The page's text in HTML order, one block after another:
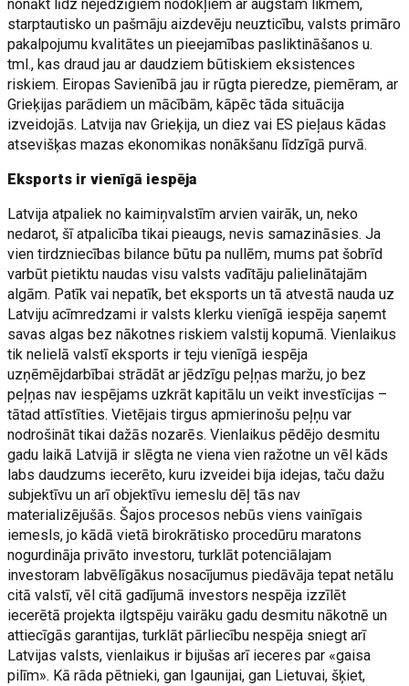
nonākt līdz nejēdzīgiem nodokļiem ar augstām likmēm,
starptautisko un pašmāju aizdevēju neuzticību, valsts primāro
pakalpojumu kvalitātes un pieejamības pasliktināšanos u.
tml., kas draud jau ar daudziem būtiskiem eksistences
riskiem. Eiropas Savienībā jau ir rūgta pieredze, piemēram, ar
Grieķijas parādiem un mācībām, kāpēc tāda situācija
izveidojās. Latvija nav Grieķija, un diez vai ES pieļaus kādas
atsevišķas mazas ekonomikas nonākšanu līdzīgā purvā.
Eksports ir vienīgā iespēja
Latvija atpaliek no kaimiņvalstīm arvien vairāk, un, neko
nedarot, šī atpalicība tikai pieaugs, nevis samazināsies. Ja
vien tirdzniecības bilance būtu pa nullēm, mums pat šobrīd
varbūt pietiktu naudas visu valsts vadītāju palielinātajām
algām. Patīk vai nepatīk, bet eksports un tā atvestā nauda uz
Latviju acīmredzami ir valsts klerku vienīgā iespēja saņemt
savas algas bez nākotnes riskiem valstij kopumā. Vienlaikus
tik nelielā valstī eksports ir teju vienīgā iespēja
uzņēmējdarbībai strādāt ar jēdzīgu peļņas maržu, jo bez
peļņas nav iespējams uzkrāt kapitālu un veikt investīcijas –
tātad attīstīties. Vietējais tirgus apmierinošu peļņu var
nodrošināt tikai dažās nozarēs. Vienlaikus pēdējo desmitu
gadu laikā Latvijā ir slēgta ne viena vien ražotne un vēl kāds
labs daudzums iecerēto, kuru izveidei bija idejas, taču dažu
subjektīvu un arī objektīvu iemeslu dēļ tās nav
materializējušās. Šajos procesos nebūs viens vainīgais
iemesls, jo kādā vietā birokrātisko procedūru maratons
nogurdināja privāto investoru, turklāt potenciālajam
investoram labvēlīgākus nosacījumus piedāvāja tepat netālu
citā valstī, vēl citā gadījumā investors nespēja izzīlēt
iecerētā projekta ilgtspēju vairāku gadu desmitu nākotnē un
attiecīgās garantijas, turklāt pārliecību nespēja sniegt arī
Latvijas valsts, vienlaikus ir bijušas arī ieceres par «gaisa
pilīm». Kā rāda pētnieki, gan Igaunijai, gan Lietuvai, šķiet,